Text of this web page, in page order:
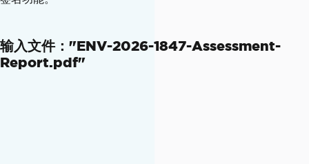
输入文件："ENV-2026-1847-Assessment-
Report.pdf"